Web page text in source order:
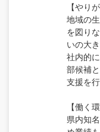
【やり
地域の
を図り
いの大
社内的
部候補
支援を
【働く
県内知